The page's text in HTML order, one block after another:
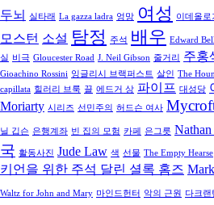
두뇌 실타래 La gazza ladra 엉망 여성 이데올로
모스턴 소설 탐정 주석 배우 Edward
실 비극 Gloucester Road J. Neil Gibson 줄거리 주홍
Gioachino Rossini 잉글리시 브랙퍼스트 살인 The
capillata 힐러리 브룩 끌 에드거 상 파이프 대성당
Moriarty 시리즈 선민주의 허드슨 여사
닐 깁슨 은행계좌 빈 집의 모험 카페 은그릇
국 활동사진 Jude Law 색 선물 The Empty Hearse
키언을 위한 주석 달린 셜록 홈즈
Waltz for John and Mary 마인드헌터 악의 근원 다크랜